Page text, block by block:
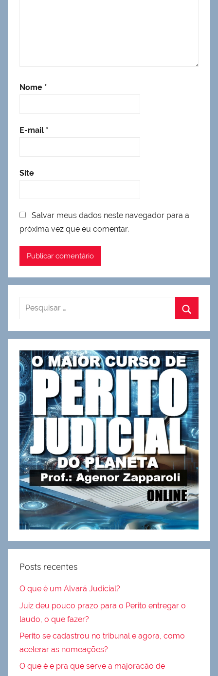
Nome *
E-mail *
Site
Salvar meus dados neste navegador para a
próxima vez que eu comentar.
Posts recentes
O que é um Alvará Judicial?
Juiz deu pouco prazo para o Perito entregar o
laudo, o que fazer?
Perito se cadastrou no tribunal e agora, como
acelerar as nomeações?
O que é e pra que serve a majoracão de